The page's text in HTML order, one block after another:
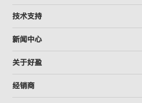
技术支持
新闻中心
关于好盈
经销商